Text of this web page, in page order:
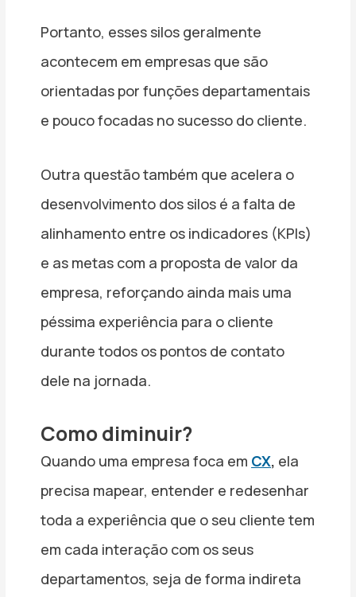
Portanto, esses silos geralmente
acontecem em empresas que são
orientadas por funções departamentais
e pouco focadas no sucesso do cliente.
Outra questão também que acelera o
desenvolvimento dos silos é a falta de
alinhamento entre os indicadores (KPIs)
e as metas com a proposta de valor da
empresa, reforçando ainda mais uma
péssima experiência para o cliente
durante todos os pontos de contato
dele na jornada.
Como diminuir?
Quando uma empresa foca em CX, ela
precisa mapear, entender e redesenhar
toda a experiência que o seu cliente tem
em cada interação com os seus
departamentos, seja de forma indireta